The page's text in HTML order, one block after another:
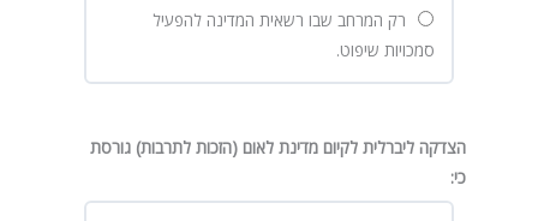
רק המרחב שבו רשאית המדינה להפעיל
סמכויות שיפוט.
הצדקה ליברלית לקיום מדינת לאום (הזכות לתרבות) גורסת
כי: